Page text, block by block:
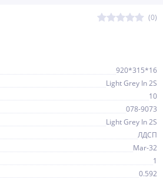
(0)
920*315*16
Light Grey In 2S
10
078-9073
Light Grey In 2S
ЛДСП
Mar-32
1
0.592